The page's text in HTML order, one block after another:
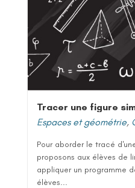
Tracer une figure
Espaces et géométrie,
Pour aborder le tracé
proposons aux élèves de
appliquer un programme
élèves...